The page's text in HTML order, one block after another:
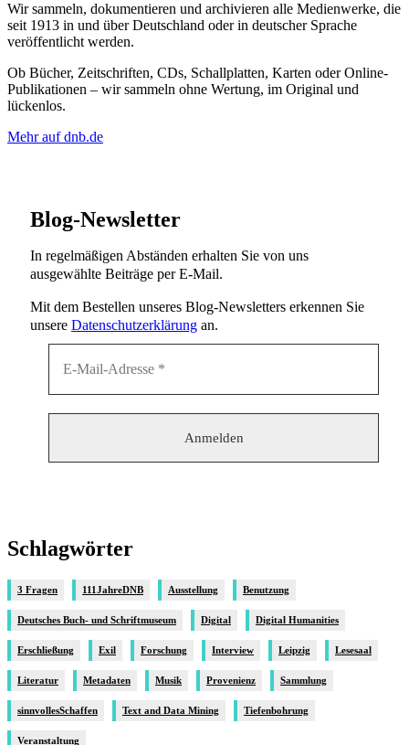
Wir sammeln, dokumentieren und archivieren alle Medienwerke, die
seit 1913 in und über Deutschland oder in deutscher Sprache
veröffentlicht werden.
Ob Bücher, Zeitschriften, CDs, Schallplatten, Karten oder Online-
Publikationen – wir sammeln ohne Wertung, im Original und
lückenlos.
Mehr auf dnb.de
Blog-Newsletter
In regelmäßigen Abständen erhalten Sie von uns
ausgewählte Beiträge per E-Mail.
Mit dem Bestellen unseres Blog-Newsletters erkennen Sie
unsere Datenschutzerklärung an.
Schlagwörter
3 Fragen 111JahreDNB Ausstellung Benutzung
Deutsches Buch- und Schriftmuseum Digital Digital Humanities
Erschließung Exil Forschung Interview Leipzig Lesesaal
Literatur Metadaten Musik Provenienz Sammlung
sinnvollesSchaffen Text and Data Mining Tiefenbohrung
Veranstaltung